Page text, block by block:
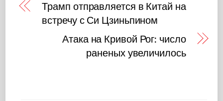
Трамп отправляется в Китай на
встречу с Си Цзиньпином
Атака на Кривой Рог: число
раненых увеличилось